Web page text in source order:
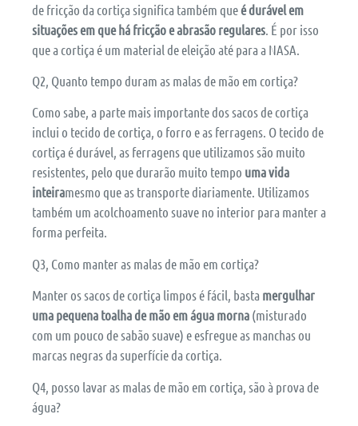
de fricção da cortiça significa também que é durável em
situações em que há fricção e abrasão regulares . É por isso
que a cortiça é um material de eleição até para a NASA.
Q2, Quanto tempo duram as malas de mão em cortiça?
Como sabe, a parte mais importante dos sacos de cortiça
inclui o tecido de cortiça, o forro e as ferragens. O tecido de
cortiça é durável, as ferragens que utilizamos são muito
resistentes, pelo que durarão muito tempo uma vida
inteiramesmo que as transporte diariamente. Utilizamos
também um acolchoamento suave no interior para manter a
forma perfeita.
Q3, Como manter as malas de mão em cortiça?
Manter os sacos de cortiça limpos é fácil, basta mergulhar
uma pequena toalha de mão em água morna (misturado
com um pouco de sabão suave) e esfregue as manchas ou
marcas negras da superfície da cortiça.
Q4, posso lavar as malas de mão em cortiça, são à prova de
água?